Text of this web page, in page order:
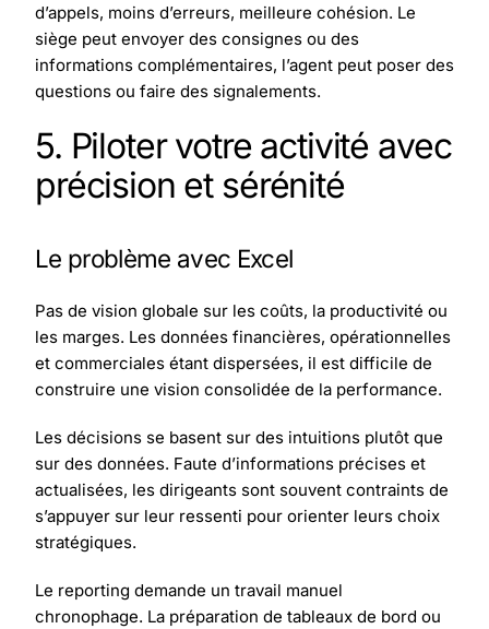
d’appels, moins d’erreurs, meilleure cohésion. Le
siège peut envoyer des consignes ou des
informations complémentaires, l’agent peut poser des
questions ou faire des signalements.
5. Piloter votre activité avec
précision et sérénité
Le problème avec Excel
Pas de vision globale sur les coûts, la productivité ou
les marges. Les données financières, opérationnelles
et commerciales étant dispersées, il est difficile de
construire une vision consolidée de la performance.
Les décisions se basent sur des intuitions plutôt que
sur des données. Faute d’informations précises et
actualisées, les dirigeants sont souvent contraints de
s’appuyer sur leur ressenti pour orienter leurs choix
stratégiques.
Le reporting demande un travail manuel
chronophage. La préparation de tableaux de bord ou